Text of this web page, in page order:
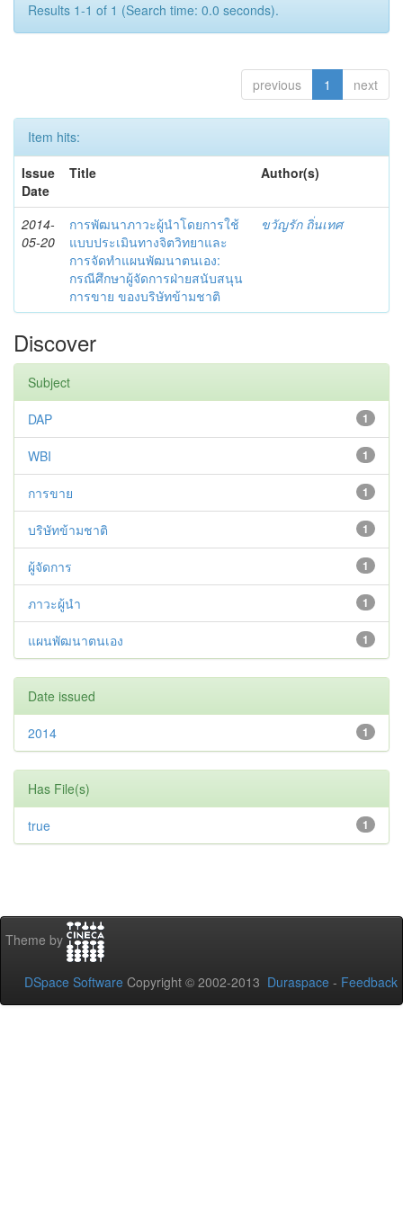
Results 1-1 of 1 (Search time: 0.0 seconds).
previous 1 next
Item hits:
Issue
Date
Title Author(s)
2014-
05-20
การพัฒนาภาวะผู้นำโดยการใช้
แบบประเมินทางจิตวิทยาและ
การจัดทำแผนพัฒนาตนเอง:
กรณีศึกษาผู้จัดการฝ่ายสนับสนุน
การขาย ของบริษัทข้ามชาติ
ขวัญรัก ถิ่นเทศ
Discover
Subject
1
DAP
1
WBI
1
การขาย
1
บริษัทข้ามชาติ
1
ผู้จัดการ
1
ภาวะผู้นำ
1
แผนพัฒนาตนเอง
Date issued
1
2014
Has File(s)
1
true
Theme by
DSpace Software Copyright © 2002-2013 Duraspace - Feedback